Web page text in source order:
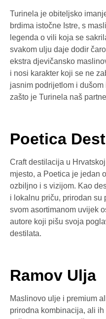
Turinela je obiteljsko
brdima istočne Istre, s
legenda o vili koja se
svakom ulju daje dodir
ekstra djevičansko
i nosi karakter koji se ne
jasnim podrijetlom i
zašto je Turinela naš
Poetica
Craft destilacija u
mjesto, a Poetica je jedan
ozbiljno i s vizijom. Kao
i lokalnu priču, prirodan su
svom asortimanom uvijek
autore koji pišu svoja
destilata.
Ramov Ulja
Maslinovo ulje i premium
prirodna kombinacija, ali